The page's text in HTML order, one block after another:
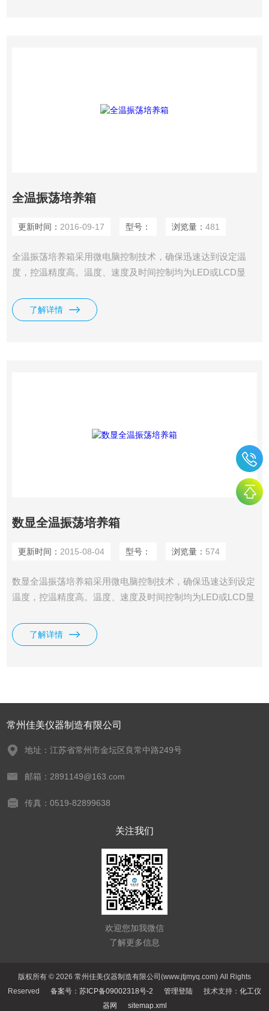
全温振荡培养箱
更新时间： 2016-09-17 型号： 浏览量： 481
全温振荡培养箱采用微电脑控制技术，确保迅速达到设定温
度，控温精度高。温度、速度及时间控制均为LED或LCD显
能，确保容器的装夹固定。可任意设定振荡培养时间，振荡结
束后设备报警提示，在工作中，用户可随时打开舱门，摇床将
了解详情
数显全温振荡培养箱
更新时间： 2015-08-04 型号： 浏览量： 574
数显全温振荡培养箱采用微电脑控制技术，确保迅速达到设定
温度，控温精度高。温度、速度及时间控制均为LED或LCD显
能，确保容器的装夹固定。可任意设定振荡培养时间，振荡结
束后设备报警提示，在工作中，用户可随时打开舱门，摇床将
了解详情
常州佳美仪器制造有限公司
地址：江苏省常州市金坛区良常中路249号
邮箱：2891149@163.com
传真：0519-82899638
关注我们
欢迎您加我微信
了解更多信息
版权所有 © 2026 常州佳美仪器制造有限公司(www.jtjmyq.com) All Rights
Reserved 备案号：苏ICP备09002318号-2 管理登陆 技术支持： 化工仪
器网
sitemap.xml